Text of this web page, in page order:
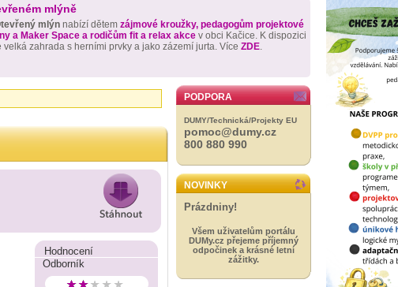
mlýně
mlýn nabízí dětem zájmové kroužky, pedagogům projektové
a Maker Space a rodičům fit a relax akce v obci Kačice. K dispozici
velká zahrada s herními prvky a jako zázemí jurta. Více ZDE.
Hodnocení
Odborník
PODPORA
DUMY/Technická/Projekty EU
pomoc@dumy.cz
800 880 990
NOVINKY
Prázdniny!
Všem uživatelům portálu
DUMy.cz přejeme příjemný
odpočinek a krásné letní
zážitky.